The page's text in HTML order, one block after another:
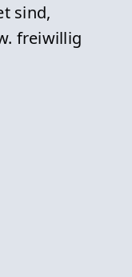
sind,
freiwillig